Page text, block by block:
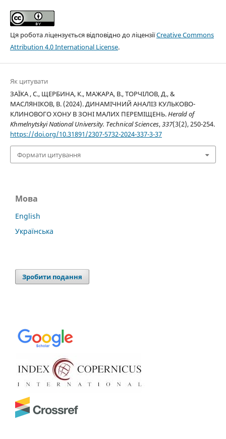
Ця робота ліцензується відповідно до ліцензіїCreative Commons
Attribution 4.0 International License.
Як цитувати
ЗАЇКА , С., ЩЕРБИНА, К., МАЖАРА, В., ТОРЧІЛОВ, Д., &
МАСЛЯНІКОВ, В. (2024). ДИНАМІЧНИЙ АНАЛІЗ КУЛЬКОВО-
КЛИНОВОГО ХОНУ В ЗОНІ МАЛИХ ПЕРЕМІЩЕНЬ.Herald of
Khmelnytskyi National University. Technical Sciences,337(3(2), 250-254.
https://doi.org/10.31891/2307-5732-2024-337-3-37
Формати цитування
Мова
English
Українська
Зробити подання